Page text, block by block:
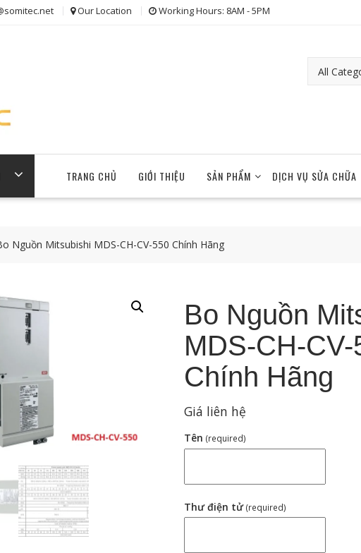
Our Location Working Hours: 8AM - 5PM
TRANG CHỦ GIỚI THIỆU SẢN PHẨM DỊCH VỤ SỬA CHỮA
Nguồn Mitsubishi MDS-CH-CV-550 Chính Hãng
Bo Nguồn
MDS-CH-CV-
Chính Hãng
Giá liên hệ
Tên (required)
Thư điện tử (required)